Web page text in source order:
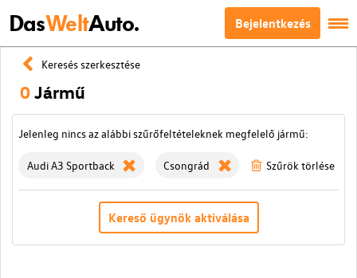
DasWeltAuto. Bejelentkezés
Keresés szerkesztése
0Jármű
Jelenleg nincs az alábbi szűrőfeltételeknek megfelelő jármű:
Audi A3 Sportback Csongrád Szűrök törlése
Kereső ügynök aktiválása